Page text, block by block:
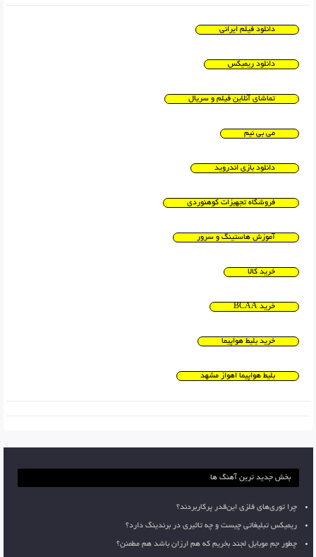
دانلود فیلم ایرانی
دانلود ریمیکس
تماشای آنلاین فیلم و سریال
می بی نیم
دانلود بازی اندروید
فروشگاه تجهیزات کوهنوردی
آموزش هاستینگ و سرور
خرید کالا
خرید BCAA
خرید بلیط هواپیما
بلیط هواپیما اهواز مشهد
بخش جدید ترین آهنگ ها
چرا توری‌های فلزی این‌قدر پرکاربردند؟
ریمیکس تبلیغاتی چیست و چه تاثیری در برندینگ دارد؟
چطور جم موبایل لجند بخریم که هم ارزان باشد هم مطمئن؟